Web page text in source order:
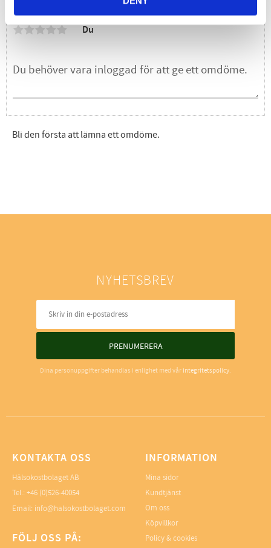
Du
Bli den första att lämna ett omdöme.
NYHETSBREV
PRENUMERERA
Dina personuppgifter behandlas i enlighet med vår integritetspolicy.
KONTAKTA OSS
Hälsokostbolaget AB
Tel.: +46 (0)526-40054
Email: info@halsokostbolaget.com
FÖLJ OSS PÅ:
INFORMATION
Mina sidor
Kundtjänst
Om oss
Köpvillkor
Policy & cookies